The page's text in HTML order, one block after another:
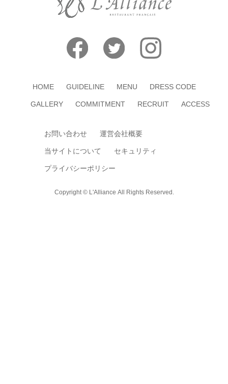
HOME GUIDELINE MENU DRESS CODE
GALLERY COMMITMENT RECRUIT ACCESS
お問い合わせ 運営会社概要
当サイトについて セキュリティ
プライバシーポリシー
Copyright © L'Alliance All Rights Reserved.